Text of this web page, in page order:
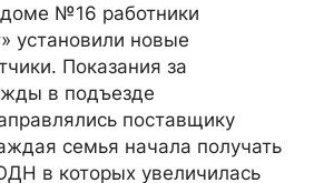
№16 работники
установили новые
Показания за
в подъезде
поставщику
семья начала получать
в которых увеличилась